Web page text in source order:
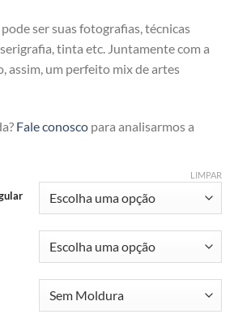
ser suas fotografias, técnicas
tinta etc. Juntamente com a
assim, um perfeito mix de artes
Fale conosco para analisarmos a
LIMPAR